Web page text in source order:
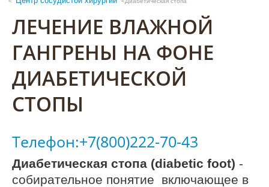
ЛЕЧЕНИЕ ВЛАЖНОЙ
ГАНГРЕНЫ НА ФОНЕ
ДИАБЕТИЧЕСКОЙ
СТОПЫ
Телефон:+7(800)222-70-43
Диабетическая стопа (diabetic foot) -
собирательное понятие включающее в